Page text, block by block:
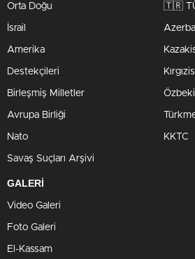
Orta Doğu
İsrail
Amerika
Destekçileri
Birleşmiş Milletler
Avrupa Birliği
Nato
Savaş Suçları Arşivi
🇹🇷
KKTC
GALERİ
Video Galeri
Foto Galeri
El-Kassam